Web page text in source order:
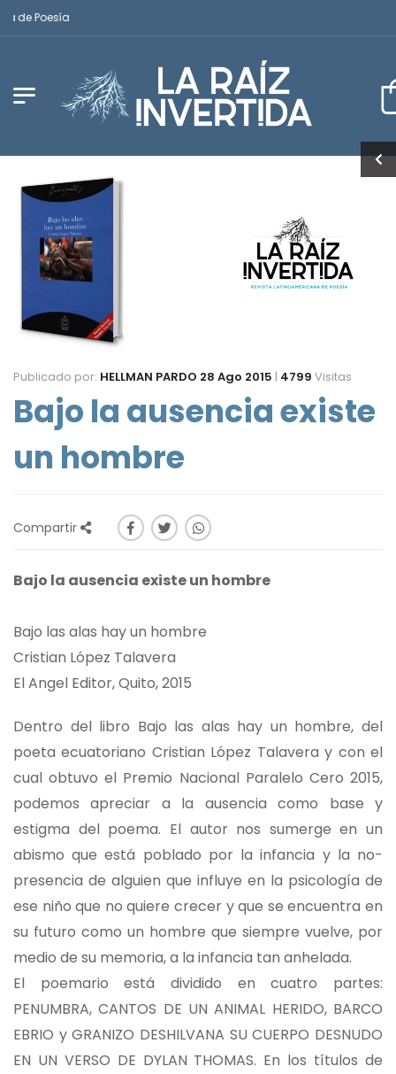
Poesía
Publicado por: HELLMAN PARDO 28 Ago 2015 | 4799 Visitas
Bajo la ausencia existe
un hombre
Compartir
Bajo la ausencia existe un hombre
Bajo las alas hay un hombre
Cristian López Talavera
El Angel Editor, Quito, 2015
Dentro del libro Bajo las alas hay un hombre, del
poeta ecuatoriano Cristian López Talavera y con el
cual obtuvo el Premio Nacional Paralelo Cero 2015,
podemos apreciar a la ausencia como base y
estigma del poema. El autor nos sumerge en un
abismo que está poblado por la infancia y la no-
presencia de alguien que influye en la psicología de
ese niño que no quiere crecer y que se encuentra en
su futuro como un hombre que siempre vuelve, por
medio de su memoria, a la infancia tan anhelada.
El poemario está dividido en cuatro partes:
PENUMBRA, CANTOS DE UN ANIMAL HERIDO, BARCO
EBRIO y GRANIZO DESHILVANA SU CUERPO DESNUDO
EN UN VERSO DE DYLAN THOMAS. En los títulos de